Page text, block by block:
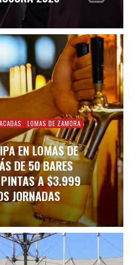
LOMAS DE ZAMORA
EN LOMAS DE
DE 50 BARES
PINTAS A $3.999
JORNADAS